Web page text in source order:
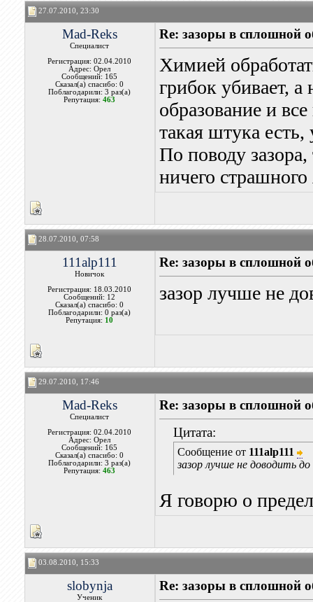
27.07.2010, 23:30
Mad-Reks
Специалист
Регистрация: 02.04.2010
Адрес: Орел
Сообщений: 165
Сказал(а) спасибо: 0
Поблагодарили: 3 раз(а)
Репутация:463
Re: зазоры в сплошной
Химией
грибок убивает, а
образование и
такая штука
По поводу
ничего
28.07.2010, 07:58
111alp111
Новичок
Регистрация: 18.03.2010
Сообщений: 12
Сказал(а) спасибо: 0
Поблагодарили: 0 раз(а)
Репутация: 10
Re: зазоры в сплошной
зазор лучше не
29.07.2010, 17:46
Mad-Reks
Специалист
Регистрация: 02.04.2010
Адрес: Орел
Сообщений: 165
Сказал(а) спасибо: 0
Поблагодарили: 3 раз(а)
Репутация:463
Re: зазоры в сплошной
Цитата:
Сообщение от 111alp111
зазор лучше не доводить
Я говорю о
03.08.2010, 15:33
slobynja
Ученик
Re: зазоры в сплошной